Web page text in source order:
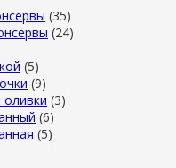
(35)
(24)
(5)
(9)
(3)
(6)
(5)